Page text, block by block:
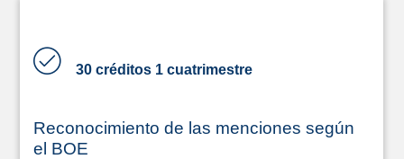
30 créditos 1 cuatrimestre
Reconocimiento de las menciones según
el BOE